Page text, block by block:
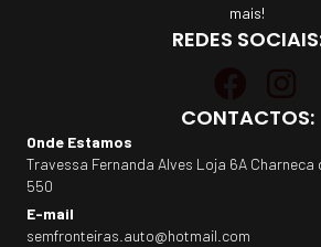
mais!
REDES
CONTACTOS:
Onde Estamos
Travessa Fernanda Alves Loja 6A
550
E-mail
semfronteiras.auto@hotmail.com